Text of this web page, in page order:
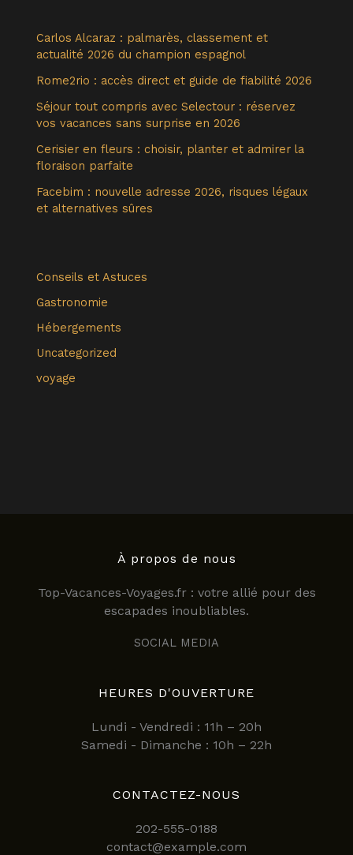
Carlos Alcaraz : palmarès, classement et
actualité 2026 du champion espagnol
Rome2rio : accès direct et guide de fiabilité 2026
Séjour tout compris avec Selectour : réservez
vos vacances sans surprise en 2026
Cerisier en fleurs : choisir, planter et admirer la
floraison parfaite
Facebim : nouvelle adresse 2026, risques légaux
et alternatives sûres
Conseils et Astuces
Gastronomie
Hébergements
Uncategorized
voyage
À propos de nous
Top-Vacances-Voyages.fr : votre allié pour des
escapades inoubliables.
SOCIAL MEDIA
HEURES D'OUVERTURE
Lundi - Vendredi : 11h – 20h
Samedi - Dimanche : 10h – 22h
CONTACTEZ-NOUS
202-555-0188
contact@example.com